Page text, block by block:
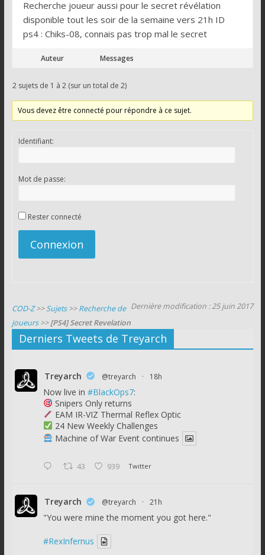
Recherche joueur aussi pour le secret révélation
disponible tout les soir de la semaine vers 21h ID
ps4 : Chiks-08, connais pas trop mal le secret
Auteur Messages
2 sujets de 1 à 2 (sur un total de 2)
Vous devez être connecté pour répondre à ce sujet.
Identifiant:
Mot de passe:
Rester connecté
Connexion
Dernière modification : 25 juin 2017
COD-Z>>Sujets>>Recherche de
joueurs>>[PS4] Secret Revelation
Derniers Tweets de Treyarch
Treyarch @treyarch · 18h
Now live in #BlackOps7:
Snipers Only returns
EAM IR-VIZ Thermal Reflex Optic
24 New Weekly Challenges
Machine of War Event continues
43 939 Twitter
Treyarch @treyarch · 21h
"You were mine the moment you got here."
#RexInfernus